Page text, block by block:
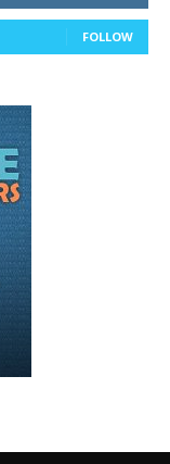
FOLLOW